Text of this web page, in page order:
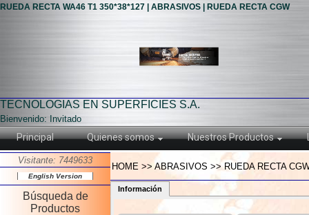
RUEDA RECTA WA46 T1 350*38*127 | ABRASIVOS | RUEDA RECTA CGW
TECNOLOGIAS EN SUPERFICIES S.A.
Bienvenido: Invitado
Principal Quienes somos Nuestros Productos
Visitante: 7449633
English Version
Búsqueda de
Productos
HOME >> ABRASIVOS >> RUEDA RECTA
Información